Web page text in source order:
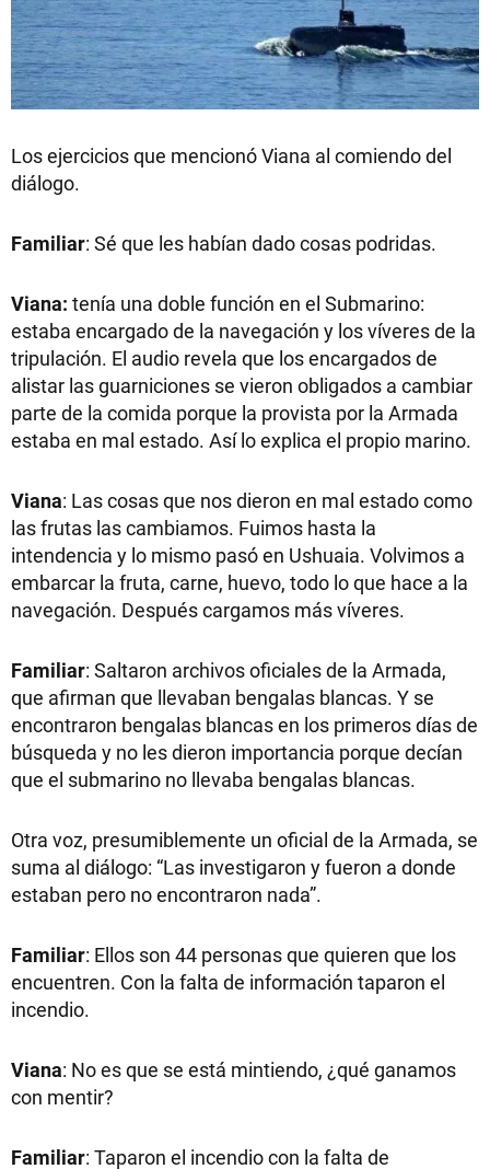
Los ejercicios que mencionó Viana al comiendo del
diálogo.
Familiar: Sé que les habían dado cosas podridas.
Viana: tenía una doble función en el Submarino:
estaba encargado de la navegación y los víveres de la
tripulación. El audio revela que los encargados de
alistar las guarniciones se vieron obligados a cambiar
parte de la comida porque la provista por la Armada
estaba en mal estado. Así lo explica el propio marino.
Viana: Las cosas que nos dieron en mal estado como
las frutas las cambiamos. Fuimos hasta la
intendencia y lo mismo pasó en Ushuaia. Volvimos a
embarcar la fruta, carne, huevo, todo lo que hace a la
navegación. Después cargamos más víveres.
Familiar: Saltaron archivos oficiales de la Armada,
que afirman que llevaban bengalas blancas. Y se
encontraron bengalas blancas en los primeros días de
búsqueda y no les dieron importancia porque decían
que el submarino no llevaba bengalas blancas.
Otra voz, presumiblemente un oficial de la Armada, se
suma al diálogo: “Las investigaron y fueron a donde
estaban pero no encontraron nada”.
Familiar: Ellos son 44 personas que quieren que los
encuentren. Con la falta de información taparon el
incendio.
Viana: No es que se está mintiendo, ¿qué ganamos
con mentir?
Familiar: Taparon el incendio con la falta de